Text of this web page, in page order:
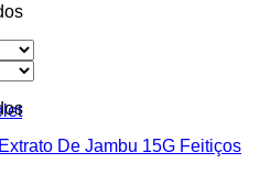
Classificado
mais
recente
Classificado
mais